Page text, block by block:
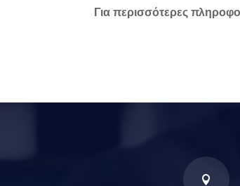
Για περισσότερες
